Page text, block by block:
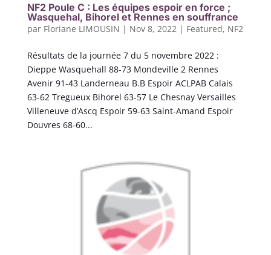
NF2 Poule C : Les équipes espoir en force ;
Wasquehal, Bihorel et Rennes en souffrance
par Floriane LIMOUSIN | Nov 8, 2022 | Featured, NF2
Résultats de la journée 7 du 5 novembre 2022 :
Dieppe Wasquehall 88-73 Mondeville 2 Rennes
Avenir 91-43 Landerneau B.B Espoir ACLPAB Calais
63-62 Tregueux Bihorel 63-57 Le Chesnay Versailles
Villeneuve d’Ascq Espoir 59-63 Saint-Amand Espoir
Douvres 68-60...